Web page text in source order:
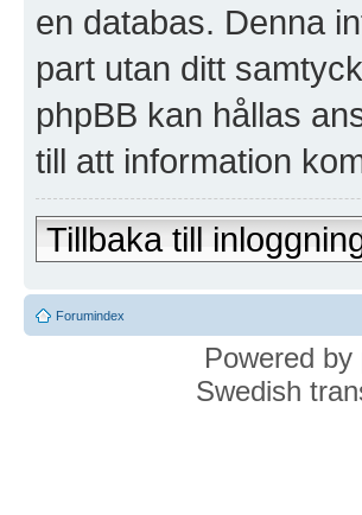
en databas. Denna
part utan ditt
phpBB kan hållas
till att information
Tillbaka till
Forumindex
Powered by
Swedish